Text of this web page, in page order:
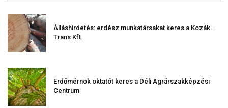
Álláshirdetés: erdész munkatársakat keres a Kozák-
Trans Kft.
Erdőmérnök oktatót keres a Déli Agrárszakképzési
Centrum